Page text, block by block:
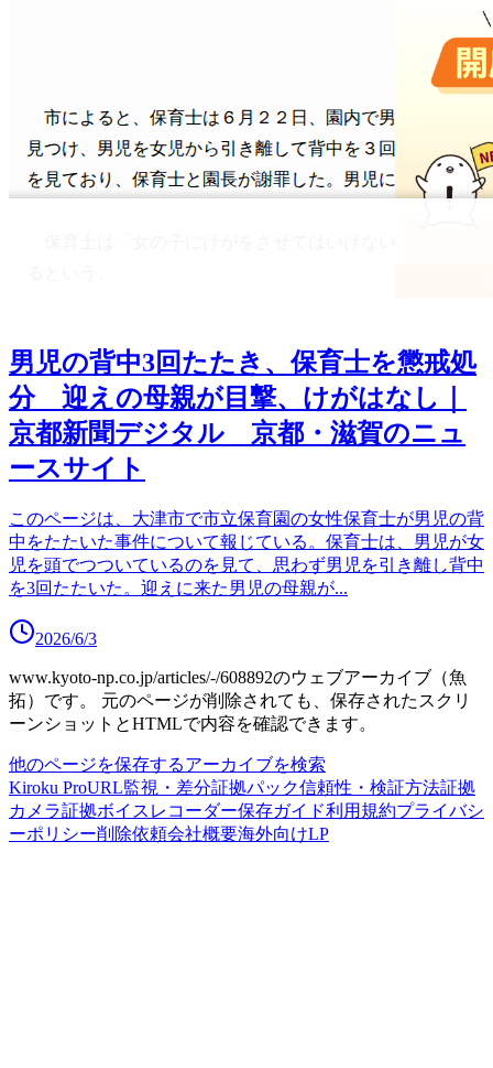
男児の背中3回たたき、保育士を懲戒処
分 迎えの母親が目撃、けがはなし｜
京都新聞デジタル 京都・滋賀のニュ
ースサイト
このページは、大津市で市立保育園の女性保育士が男児の背
中をたたいた事件について報じている。保育士は、男児が女
児を頭でつついているのを見て、思わず男児を引き離し背中
を3回たたいた。迎えに来た男児の母親が...
2026/6/3
www.kyoto-np.co.jp/articles/-/608892のウェブアーカイブ（魚
拓）です。
元のページが削除されても、保存されたスクリ
ーンショットとHTMLで内容を確認できます。
他のページを保存するアーカイブを検索
Kiroku ProURL監視・差分証拠パック信頼性・検証方法証拠
カメラ証拠ボイスレコーダー保存ガイド利用規約プライバシ
ーポリシー削除依頼会社概要海外向けLP